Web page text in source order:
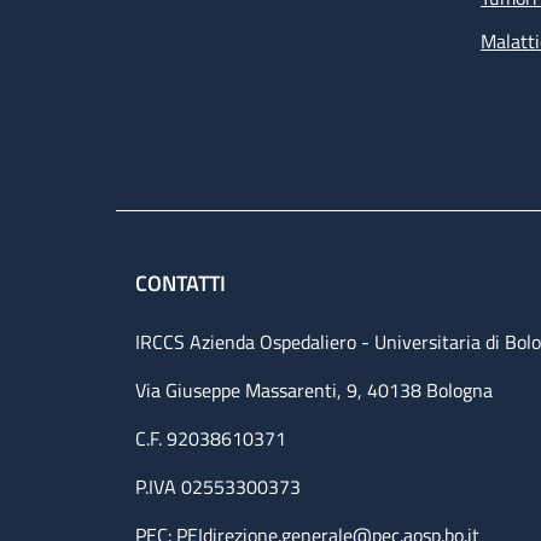
CONTATTI
IRCCS Azienda Ospedaliero - Universitaria di
Via Giuseppe Massarenti, 9, 40138 Bologna
C.F. 92038610371
P.IVA 02553300373
PEC: PEIdirezione.generale@pec.aosp.bo.it